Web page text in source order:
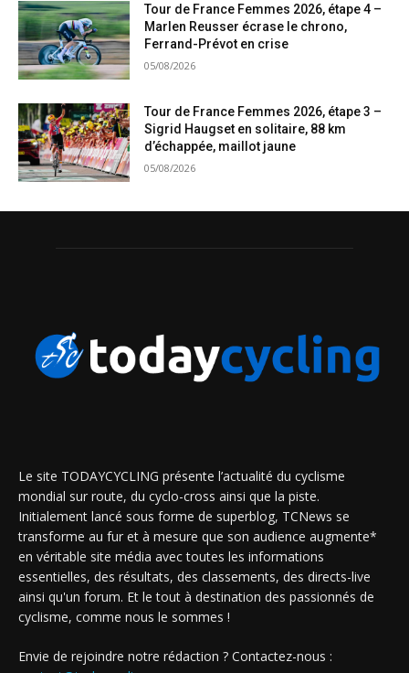
Tour de France Femmes 2026, étape 4 –
Marlen Reusser écrase le chrono,
Ferrand-Prévot en crise
05/08/2026
Tour de France Femmes 2026, étape 3 –
Sigrid Haugset en solitaire, 88 km
d’échappée, maillot jaune
05/08/2026
Le site TODAYCYCLING présente l’actualité du cyclisme
mondial sur route, du cyclo-cross ainsi que la piste.
Initialement lancé sous forme de superblog, TCNews se
transforme au fur et à mesure que son audience augmente*
en véritable site média avec toutes les informations
essentielles, des résultats, des classements, des directs-live
ainsi qu'un forum. Et le tout à destination des passionnés de
cyclisme, comme nous le sommes !
Envie de rejoindre notre rédaction ? Contactez-nous :